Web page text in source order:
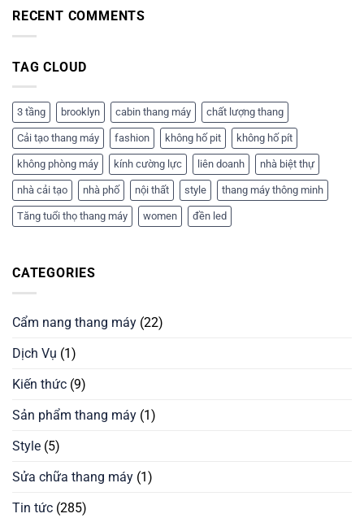
và
RECENT COMMENTS
TAG CLOUD
3 tầng brooklyn cabin thang máy chất lượng thang
Cải tạo thang máy fashion không hố pit không hố pít
không phòng máy kính cường lực liên doanh nhà biệt thự
nhà cải tạo nhà phố nội thất style thang máy thông minh
Tăng tuổi thọ thang máy women đền led
CATEGORIES
Cẩm nang thang máy (22)
Dịch Vụ (1)
Kiến thức (9)
Sản phẩm thang máy (1)
Style (5)
Sửa chữa thang máy (1)
Tin tức (285)